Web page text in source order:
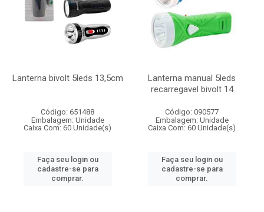
Lanterna bivolt 5leds 13,5cm
Código: 651488
Embalagem: Unidade
Caixa Com: 60 Unidade(s)
Faça seu login ou
cadastre-se para
comprar.
Lanterna manual 5leds
recarregavel bivolt 14
Código: 090577
Embalagem: Unidade
Caixa Com: 60 Unidade(s)
Faça seu login ou
cadastre-se para
comprar.